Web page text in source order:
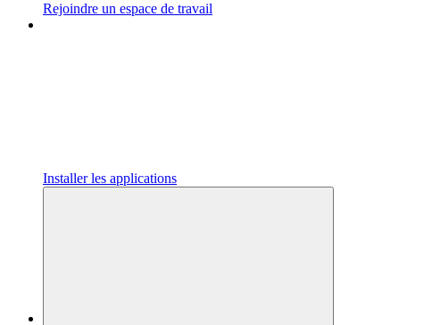
Rejoindre un espace de travail
Installer les applications